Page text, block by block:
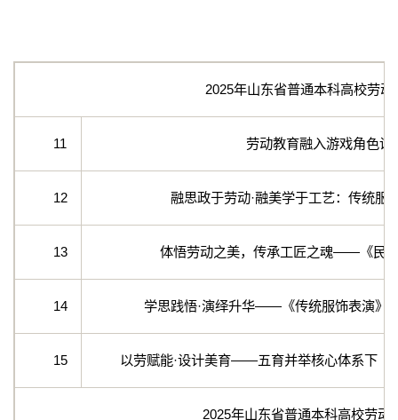
2025年山东省普通本科高校劳
11 劳动教育融入游戏角色设
12 融思政于劳动·融美学于工艺：传统服
13 体悟劳动之美，传承工匠之魂——《民
14 学思践悟·演绎升华——《传统服饰表演》
15 以劳赋能·设计美育——五育并举核心体系下《
2025年山东省普通本科高校劳